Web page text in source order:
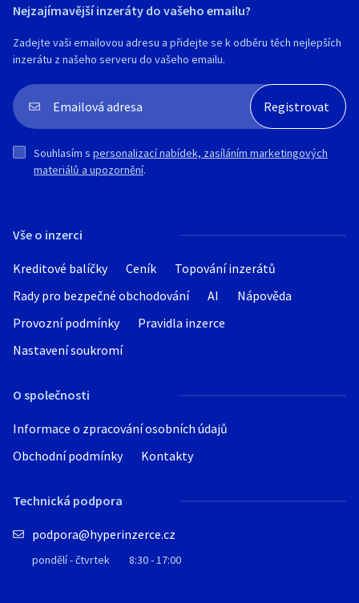
Vše o inzerci
Kreditové balíčky Ceník
Topování inzerátů
Rady pro bezpečné obchodování
AI
Nápověda
Provozní podmínky
Pravidla inzerce
Nastavení soukromí
O společnosti
Informace o zpracování osobních údajů
Obchodní podmínky
Kontakty
Technická podpora
podpora@hyperinzerce.cz
pondělí - čtvrtek 8:30 - 17:00
Nejzajímavější inzeráty do vašeho emailu?
Zadejte vaši emailovou adresu a přidejte se k odběru těch nejlepších
inzerátu z našeho serveru do vašeho emailu.
Souhlasím s personalizací nabídek, zasíláním marketingových
materiálů a upozornění.